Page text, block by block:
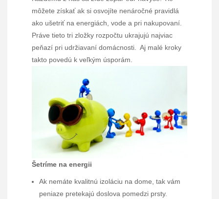
môžete získať ak si osvojíte nenáročné pravidlá
ako ušetriť na energiách, vode a pri nakupovaní.
Práve tieto tri zložky rozpočtu ukrajujú najviac
peňazí pri udržiavaní domácnosti. Aj malé kroky
takto povedú k veľkým úsporám.
Šetríme na energii
Ak nemáte kvalitnú izoláciu na dome, tak vám
peniaze pretekajú doslova pomedzi prsty.